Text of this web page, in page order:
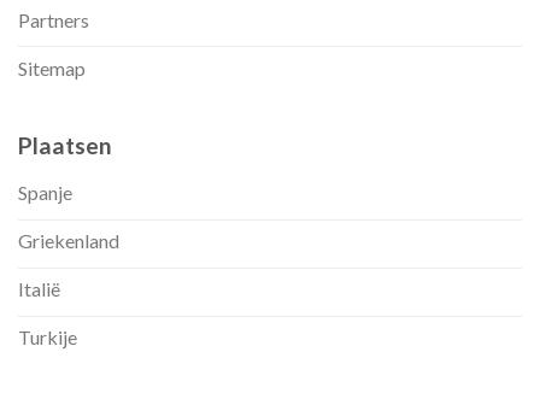
Partners
Sitemap
Plaatsen
Spanje
Griekenland
Italië
Turkije